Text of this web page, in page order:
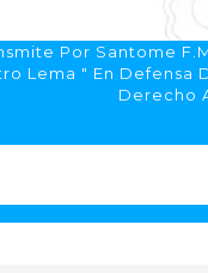
Por Santome
Lema " En Defensa
Derecho